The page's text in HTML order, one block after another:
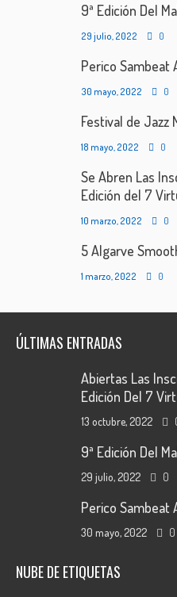
9ª Edición Del
29 julio, 2022 0
Perico Sambeat
30 mayo, 2022 0
Festival de Jazz
18 mayo, 2022 0
Se Abren Las
Edición del 7
10 marzo, 2022 0
5 Algarve
1 marzo, 2022 0
ÚLTIMAS ENTRADAS
Abiertas Las
Edición Del 7
13 octubre, 2022
9ª Edición Del
29 julio, 2022 0
Perico Sambeat
30 mayo, 2022 0
NUBE DE ETIQUETAS